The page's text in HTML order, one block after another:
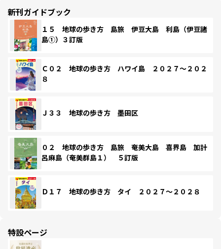
新刊ガイドブック
１５ 地球の歩き方 島旅 伊豆大島 利島（伊豆諸
島①）３訂版
Ｃ０２ 地球の歩き方 ハワイ島 ２０２７～２０２
８
Ｊ３３ 地球の歩き方 墨田区
０２ 地球の歩き方 島旅 奄美大島 喜界島 加計
呂麻島（奄美群島１） ５訂版
Ｄ１７ 地球の歩き方 タイ ２０２７～２０２８
特設ページ